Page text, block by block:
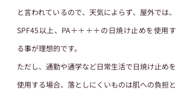
と言われているので、天気によらず、屋外では、
SPF45以上、PA＋＋＋＋の日焼け止めを使用す
る事が理想的です。
ただし、通勤や通学など日常生活で日焼け止めを
使用する場合、落としにくいものは肌への負担と